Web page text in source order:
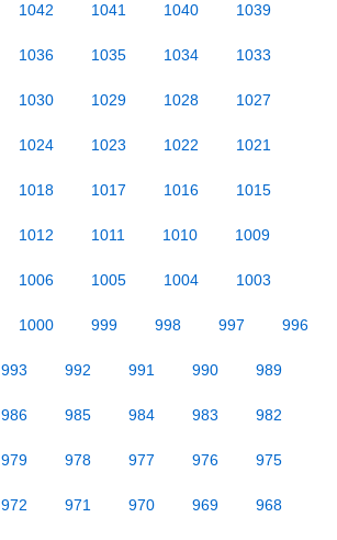
1042 1041 1040 1039
1036 1035 1034 1033
1030 1029 1028 1027
1024 1023 1022 1021
1018 1017 1016 1015
1012 1011 1010 1009
1006 1005 1004 1003
1000 999 998 997 996
993 992 991 990 989
986 985 984 983 982
979 978 977 976 975
972 971 970 969 968